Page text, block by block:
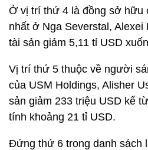
Ở vị trí thứ 4 là đồng sở hữu
nhất ở Nga Severstal,
tài sản giảm 5,11 tỉ USD
Vị trí thứ 5 thuộc về người
của USM Holdings, Alisher
sản giảm 233 triệu USD kể
tính khoảng 21 tỉ USD.
Đứng thứ 6 trong danh sách